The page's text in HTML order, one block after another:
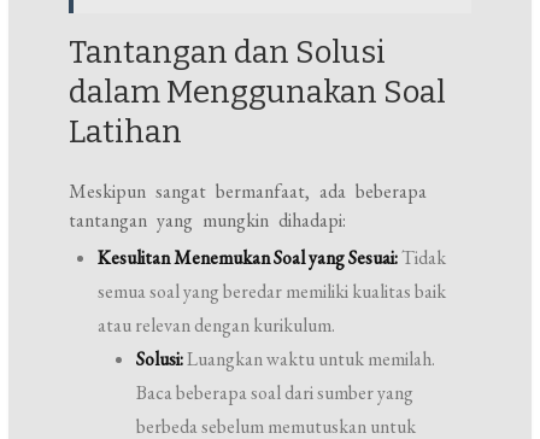
Tantangan dan Solusi
dalam Menggunakan Soal
Latihan
Meskipun sangat bermanfaat, ada beberapa
tantangan yang mungkin dihadapi:
Kesulitan Menemukan Soal yang Sesuai:Tidak
semua soal yang beredar memiliki kualitas baik
atau relevan dengan kurikulum.
Solusi:Luangkan waktu untuk memilah.
Baca beberapa soal dari sumber yang
berbeda sebelum memutuskan untuk